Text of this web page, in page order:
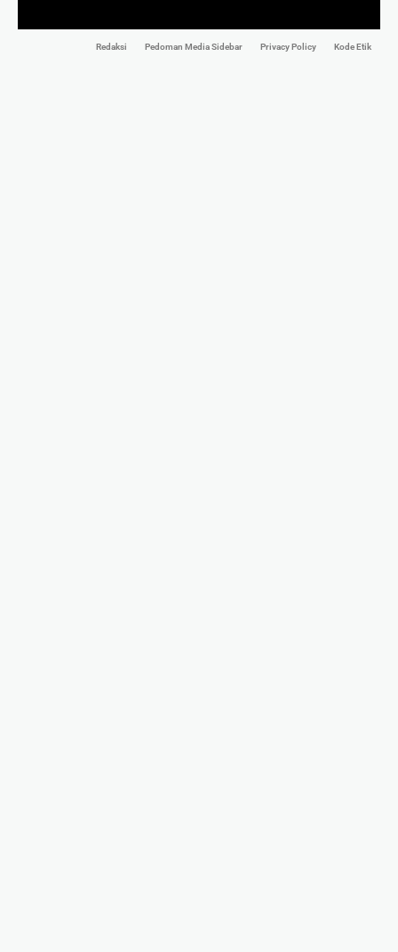
Redaksi Pedoman Media Sidebar Privacy Policy Kode Etik